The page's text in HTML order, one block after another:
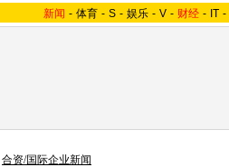
新闻 - 体育 - S - 娱乐 - V - 财经 - IT -
合资/国际企业新闻